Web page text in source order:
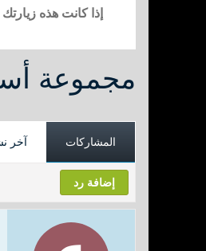
إذا كانت هذه
مجموعة
المشاركات آخر
إضافة رد